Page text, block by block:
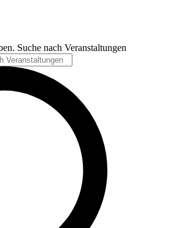
Suche nach Veranstaltungen